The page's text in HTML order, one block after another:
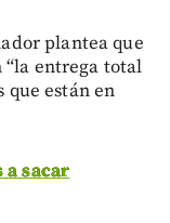
plantea que
“la entrega total
están en
a sacar